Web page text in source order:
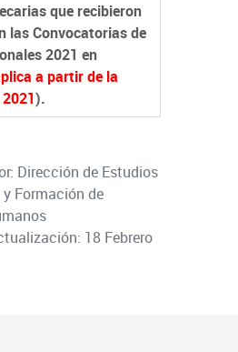
que recibieron
las Convocatorias de
2021 en
a partir de la
).
Dirección de Estudios
Formación de
18 Febrero